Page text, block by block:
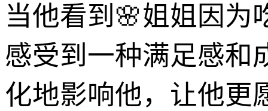
当他看到🌸姐姐因为
感受到一种满足感和
化地影响他，让他更